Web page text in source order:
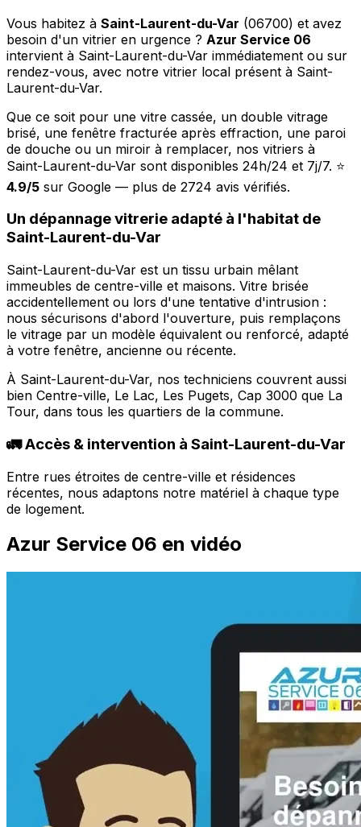
Vous habitez à Saint-Laurent-du-Var (06700) et avez
besoin d'un vitrier en urgence ? Azur Service 06
intervient à Saint-Laurent-du-Var immédiatement ou sur
rendez-vous, avec notre vitrier local présent à Saint-
Laurent-du-Var.
Que ce soit pour une vitre cassée, un double vitrage
brisé, une fenêtre fracturée après effraction, une paroi
de douche ou un miroir à remplacer, nos vitriers à
Saint-Laurent-du-Var sont disponibles 24h/24 et 7j/7. ⭐
4.9/5 sur Google — plus de 2724 avis vérifiés.
Un dépannage vitrerie adapté à l'habitat de
Saint-Laurent-du-Var
Saint-Laurent-du-Var est un tissu urbain mêlant
immeubles de centre-ville et maisons. Vitre brisée
accidentellement ou lors d'une tentative d'intrusion :
nous sécurisons d'abord l'ouverture, puis remplaçons
le vitrage par un modèle équivalent ou renforcé, adapté
à votre fenêtre, ancienne ou récente.
À Saint-Laurent-du-Var, nos techniciens couvrent aussi
bien Centre-ville, Le Lac, Les Pugets, Cap 3000 que La
Tour, dans tous les quartiers de la commune.
🚛 Accès & intervention à Saint-Laurent-du-Var
Entre rues étroites de centre-ville et résidences
récentes, nous adaptons notre matériel à chaque type
de logement.
Azur Service 06 en vidéo